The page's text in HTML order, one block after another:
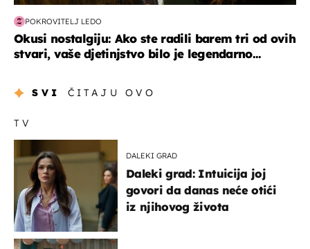
POKROVITELJ LEDO
Okusi nostalgiju: Ako ste radili barem tri od ovih
stvari, vaše djetinjstvo bilo je legendarno...
SVI ČITAJU OVO
TV
DALEKI GRAD
Daleki grad: Intuicija joj
govori da danas neće otići
iz njihovog života